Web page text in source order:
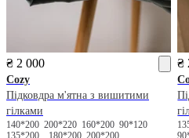
₴ 2 000
Cozy
Підковдра м'ятна з вишитими
гілками
140*200 200*220 160*200 90*120
135*200
180*200 200*200
₴